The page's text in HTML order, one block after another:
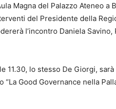
Magna del Palazzo Ateneo
del Presidente della
l’incontro Daniela
lo stesso De Giorgi,
“La Good Governance nella